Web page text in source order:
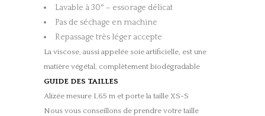
Lavable à 30° – essorage délicat
Pas de séchage en machine
Repassage très léger accepte
La viscose, aussi appelée soie artificielle, est une
matière végétal, complètement biodégradable
GUIDE DES TAILLES
Alizée mesure 1,65 m et porte la taille XS-S
Nous vous conseillons de prendre votre taille